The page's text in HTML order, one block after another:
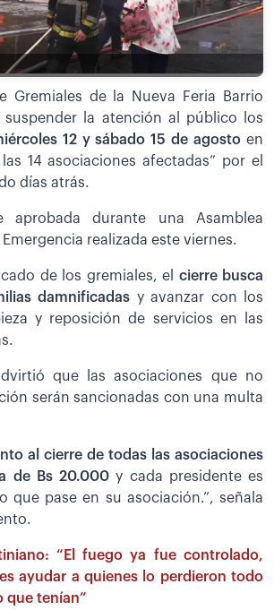
Gremiales de la Nueva Feria Barrio
suspender la atención al público los
12 y sábado 15 de agosto en
14 asociaciones afectadas” por el
días atrás.
aprobada durante una Asamblea
realizada este viernes.
de los gremiales, el cierre busca
damnificadas y avanzar con los
y reposición de servicios en las
que las asociaciones que no
serán sancionadas con una multa
al cierre de todas las asociaciones
de Bs 20.000y cada presidente es
que pase en su asociación.”, señala
“El fuego ya fue controlado,
ayudar a quienes lo perdieron todo
que tenían”